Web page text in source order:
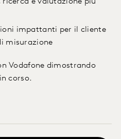
impattanti per il cliente
misurazione
Vodafone dimostrando
corso.